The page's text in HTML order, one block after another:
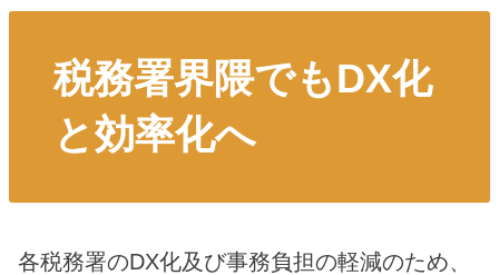
税務署界隈でもDX化
と効率化へ
各税務署のDX化及び事務負担の軽減のため、